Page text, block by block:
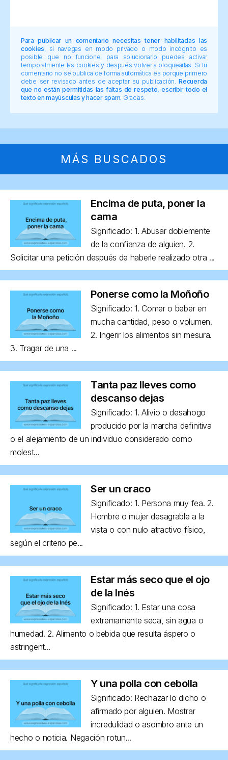
Para publicar un comentario necesitas tener habilitadas las
cookies , si navegas en modo privado o modo incógnito es
posible que no funcione, para solucionarlo puedes activar
temporalmente las cookies y después volver a bloquearlas. Si tu
comentario no se publica de forma automática es porque primero
debe ser revisado antes de aceptar su publicación.Recuerda
que no están permitidas las faltas de respeto, escribir todo el
texto en mayúsculas y hacer spam. Gracias.
MÁS BUSCADOS
Encima de puta, poner la
cama
Significado: 1. Abusar doblemente
de la confianza de alguien. 2.
Solicitar una petición después de haberle realizado otra ...
Ponerse como la Moñoño
Significado: 1. Comer o beber en
mucha cantidad, peso o volumen.
2. Ingerir los alimentos sin mesura.
3. Tragar de una ...
Tanta paz lleves como
descanso dejas
Significado: 1. Alivio o desahogo
producido por la marcha definitiva
o el alejamiento de un individuo considerado como
molest...
Ser un craco
Significado: 1. Persona muy fea. 2.
Hombre o mujer desagrable a la
vista o con nulo atractivo físico,
según el criterio pe...
Estar más seco que el ojo
de la Inés
Significado: 1. Estar una cosa
extremamente seca, sin agua o
humedad. 2. Alimento o bebida que resulta áspero o
astringent...
Y una polla con cebolla
Significado: Rechazar lo dicho o
afirmado por alguien. Mostrar
incredulidad o asombro ante un
hecho o noticia. Negación rotun...